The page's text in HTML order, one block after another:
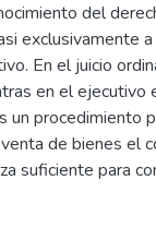
del
exclusivamente
En el juicio
en el ejecutivo
un procedimiento
de bienes el
suficiente para